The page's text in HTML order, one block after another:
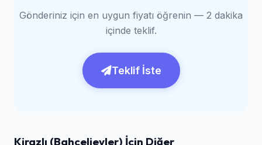
Gönderiniz için en uygun fiyatı öğrenin — 2 dakika
içinde teklif.
Teklif İste
Kirazlı (Bahçelievler) İçin Diğer